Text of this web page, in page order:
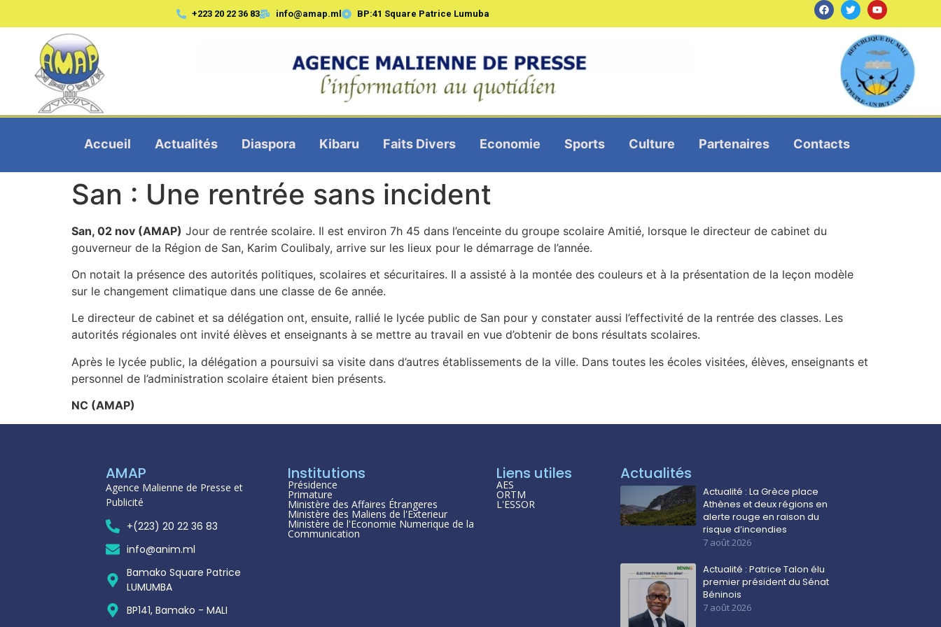
+223 20 22 36 83 info@amap.ml BP:41 Square Patrice Lumuba
Accueil Actualités Diaspora Kibaru Faits Divers Economie Sports Culture Partenaires Contacts
San : Une rentrée sans incident
San, 02 nov (AMAP) Jour de rentrée scolaire. Il est environ 7h 45 dans l’enceinte du groupe scolaire Amitié, lorsque le directeur de cabinet du
gouverneur de la Région de San, Karim Coulibaly, arrive sur les lieux pour le démarrage de l’année.
On notait la présence des autorités politiques, scolaires et sécuritaires. Il a assisté à la montée des couleurs et à la présentation de la leçon modèle
sur le changement climatique dans une classe de 6e année.
Le directeur de cabinet et sa délégation ont, ensuite, rallié le lycée public de San pour y constater aussi l’effectivité de la rentrée des classes. Les
autorités régionales ont invité élèves et enseignants à se mettre au travail en vue d’obtenir de bons résultats scolaires.
Après le lycée public, la délégation a poursuivi sa visite dans d’autres établissements de la ville. Dans toutes les écoles visitées, élèves, enseignants et
personnel de l’administration scolaire étaient bien présents.
NC (AMAP)
AMAP
Agence Malienne de Presse et
Publicité
+(223) 20 22 36 83
info@anim.ml
Bamako Square Patrice
LUMUMBA
BP141, Bamako - MALI
Institutions
Présidence
Primature
Ministère des Affaires Étrangeres
Ministère des Maliens de l'Exterieur
Ministère de l'Economie Numerique de la
Communication
Liens utiles
AES
ORTM
L'ESSOR
Actualités
Actualité : La Grèce place
Athènes et deux régions en
alerte rouge en raison du
risque d’incendies
7 août 2026
Actualité : Patrice Talon élu
premier président du Sénat
Béninois
7 août 2026